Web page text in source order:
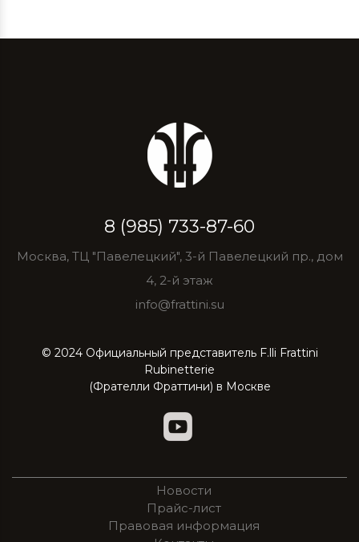
8 (985) 733-87-60
Москва, ТЦ "Павелецкий", 3-й Павелецкий пр., дом
4, 2-й этаж
info@frattini.su
© 2024 Официальный представитель F.lli Frattini
Rubinetterie
(Фрателли Фраттини) в Москве
Новости
Прайс-лист
Правовая информация